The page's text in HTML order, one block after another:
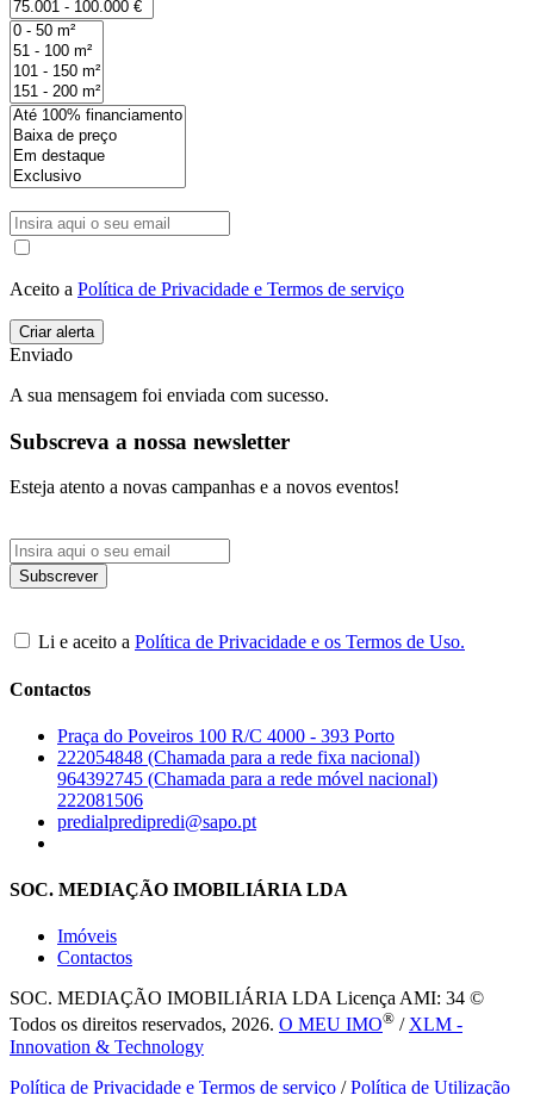
Aceito a Política de Privacidade e Termos de serviço
Enviado
A sua mensagem foi enviada com sucesso.
Subscreva a nossa newsletter
Esteja atento a novas campanhas e a novos eventos!
Li e aceito a Política de Privacidade e os Termos de Uso.
Contactos
Praça do Poveiros 100 R/C 4000 - 393 Porto
222054848 (Chamada para a rede fixa nacional)
964392745 (Chamada para a rede móvel nacional)
222081506
predialpredipredi@sapo.pt
SOC. MEDIAÇÃO IMOBILIÁRIA LDA
Imóveis
Contactos
SOC. MEDIAÇÃO IMOBILIÁRIA LDA Licença AMI: 34 ©
Todos os direitos reservados, 2026. O MEU IMO® /XLM -
Innovation & Technology
Política de Privacidade e Termos de serviço /Política de Utilização